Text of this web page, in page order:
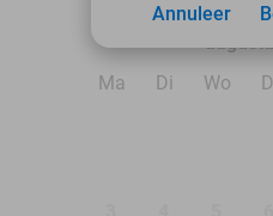
Ma
Di Wo
Annuleer